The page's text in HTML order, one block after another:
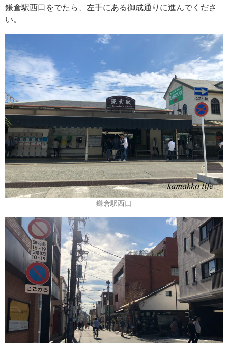
鎌倉駅西口をでたら、左手にある御成通りに進んでくださ
い。
鎌倉駅西口